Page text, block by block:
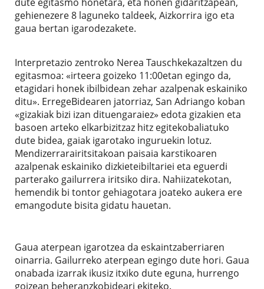
gehienezere 8 laguneko taldeek, Aizkorrira igo eta
gaua bertan igarodezakete.
Interpretazio zentroko Nerea Tauschkekazaltzen du
egitasmoa: «irteera goizeko 11:00etan egingo da,
etagidari honek ibilbidean zehar azalpenak eskainiko
ditu». ErregeBidearen jatorriaz, San Adriango koban
«gizakiak bizi izan dituengaraiez» edota gizakien eta
basoen arteko elkarbizitzaz hitz egitekobaliatuko
dute bidea, gaiak igarotako inguruekin lotuz.
Mendizerrarairitsitakoan paisaia karstikoaren
azalpenak eskainiko dizkieteibiltariei eta eguerdi
parterako gailurrera iritsiko dira. Nahiizatekotan,
hemendik bi tontor gehiagotara joateko aukera ere
emangodute bisita gidatu hauetan.
Gaua aterpean igarotzea da eskaintzaberriaren
oinarria. Gailurreko aterpean egingo dute hori. Gaua
onabada izarrak ikusiz itxiko dute eguna, hurrengo
goizean beheranzkobideari ekiteko.